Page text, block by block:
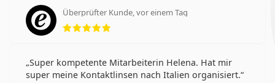
Überprüfter Kunde, vor einem Tag
Bewertung 5 aus 5
Super kompetente Mitarbeiterin Helena. Hat mir
super meine Kontaktlinsen nach Italien organisiert.